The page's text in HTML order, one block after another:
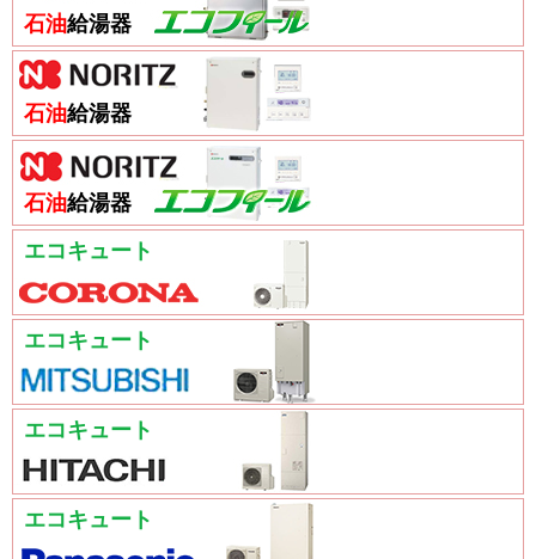
石油給湯器
石油給湯器
石油給湯器
エコキュート
エコキュート
エコキュート
エコキュート